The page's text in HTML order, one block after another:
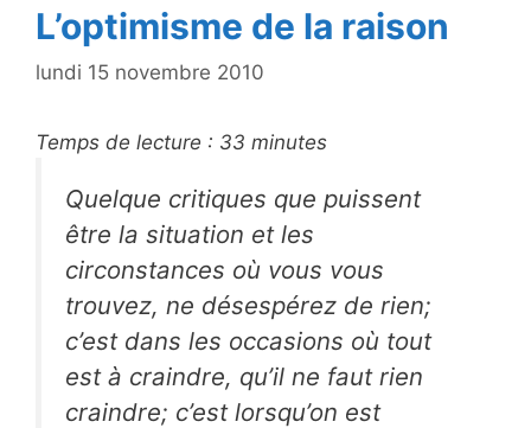
L’optimisme de la raison
lundi 15 novembre 2010
Temps de lecture : 33 minutes
Quelque critiques que puissent
être la situation et les
circonstances où vous vous
trouvez, ne désespérez de rien;
c’est dans les occasions où tout
est à craindre, qu’il ne faut rien
craindre; c’est lorsqu’on est